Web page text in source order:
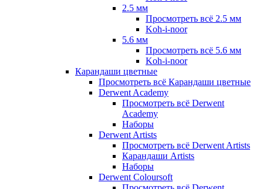
2.5 мм
Просмотреть всё 2.5 мм
Koh-i-noor
5.6 мм
Просмотреть всё 5.6 мм
Koh-i-noor
Карандаши цветные
Просмотреть всё Карандаши цветные
Derwent Academy
Просмотреть всё Derwent
Academy
Наборы
Derwent Artists
Просмотреть всё Derwent Artists
Карандаши Artists
Наборы
Derwent Coloursoft